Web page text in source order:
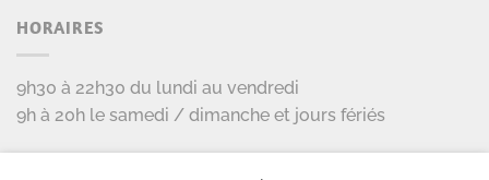
HORAIRES
9h30 à 22h30 du lundi au vendredi
9h à 20h le samedi / dimanche et jours fériés